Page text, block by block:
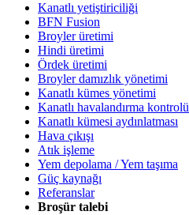
Kanatlı yetiştiriciliği
BFN Fusion
Broyler üretimi
Hindi üretimi
Ördek üretimi
Broyler damızlık yönetimi
Kanatlı kümes yönetimi
Kanatlı havalandırma kontrolü
Kanatlı kümesi aydınlatması
Hava çıkışı
Atık işleme
Yem depolama / Yem taşıma
Güç kaynağı
Referanslar
Broşür talebi